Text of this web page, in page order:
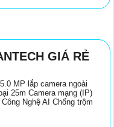
GIÁ RẺ
MP lắp camera ngoài
25m Camera mạng (IP)
Nghệ AI Chống trộm